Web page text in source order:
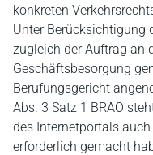
konkreten
Unter Berücksichtigung
zugleich der Auftrag an
Geschäftsbesorgung
Berufungsgericht
Abs. 3 Satz 1 BRAO
des Internetportals
erforderlich gemacht